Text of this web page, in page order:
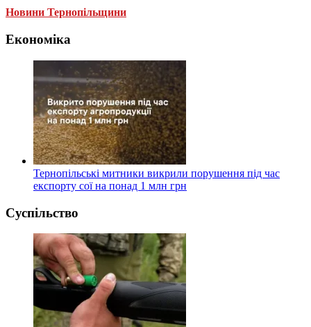
Новини Тернопільщини
Економіка
Тернопільські митники викрили порушення під час
експорту сої на понад 1 млн грн
Суспільство